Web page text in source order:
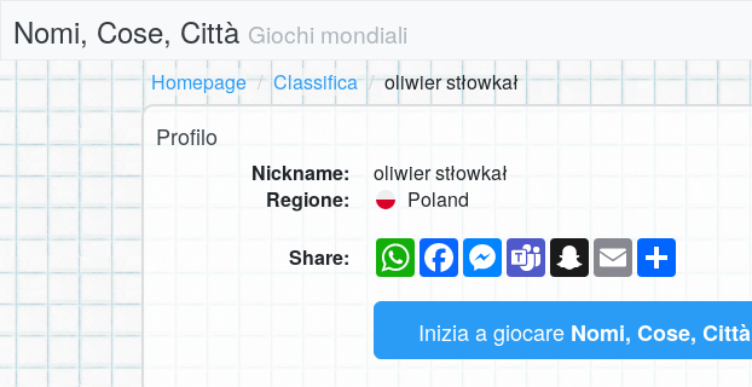
Nomi, Cose, Città Giochi mondiali
Homepage
Classifica oliwier stłowkał
Profilo
Nickname:
oliwier stłowkał
Regione:
Poland
Share: WhatsAppFacebookMessenger
TeamsSnapchat
Email
Inizia a giocare Nomi, Cose, Città